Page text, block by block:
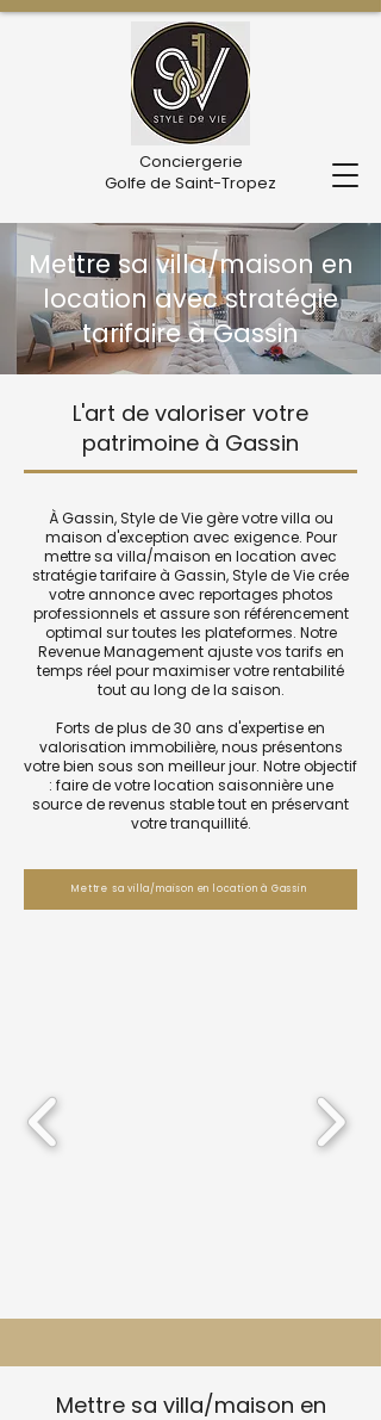
Conciergerie
Golfe de Saint-Tropez
Mettre sa villa/maison en
location avec stratégie
tarifaire à Gassin
L'art de valoriser votre
patrimoine à Gassin
À Gassin, Style de Vie gère votre villa ou
maison d'exception avec exigence. Pour
mettre sa villa/maison en location avec
stratégie tarifaire à Gassin, Style de Vie crée
votre annonce avec reportages photos
professionnels et assure son référencement
optimal sur toutes les plateformes. Notre
Revenue Management ajuste vos tarifs en
temps réel pour maximiser votre rentabilité
tout au long de la saison.
Forts de plus de 30 ans d'expertise en
valorisation immobilière, nous présentons
votre bien sous son meilleur jour. Notre objectif
: faire de votre location saisonnière une
source de revenus stable tout en préservant
votre tranquillité.
Mettre sa villa/maison en location à Gassin
Mettre sa villa/maison en